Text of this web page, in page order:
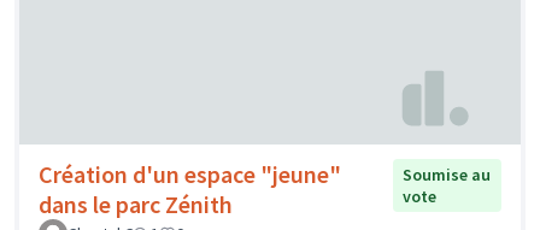
Création d'un espace "jeune"
dans le parc Zénith
Soumise au
vote